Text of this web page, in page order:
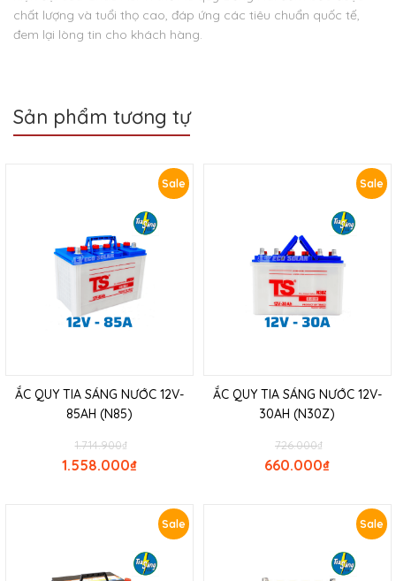
chất lượng và tuổi thọ cao, đáp ứng các tiêu chuẩn quốc tế,
đem lại lòng tin cho khách hàng.
Sản phẩm tương tự
Sale
ẮC QUY TIA SÁNG NƯỚC 12V-
85AH (N85)
₫
1.714.900
₫
1.558.000
Sale
ẮC QUY TIA SÁNG NƯỚC 12V-
30AH (N30Z)
₫
726.000
₫
660.000
Sale Sale